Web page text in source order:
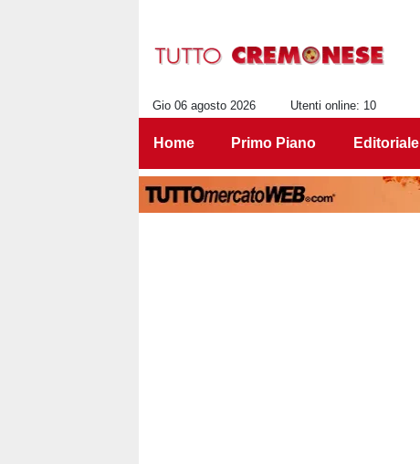
Gio 06 agosto 2026 Utenti online: 10
Home Primo Piano Editoriale